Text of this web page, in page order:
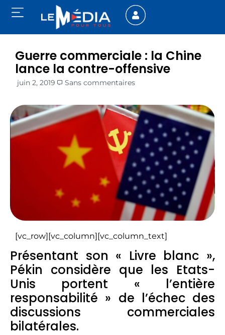
Guerre commerciale : la Chine
lance la contre-offensive
juin 2, 2019 Sans commentaires
[vc_row][vc_column][vc_column_text]
Présentant son « Livre blanc »,
Pékin considère que les Etats-
Unis portent « l’entière
responsabilité » de l’échec des
discussions commerciales
bilatérales.